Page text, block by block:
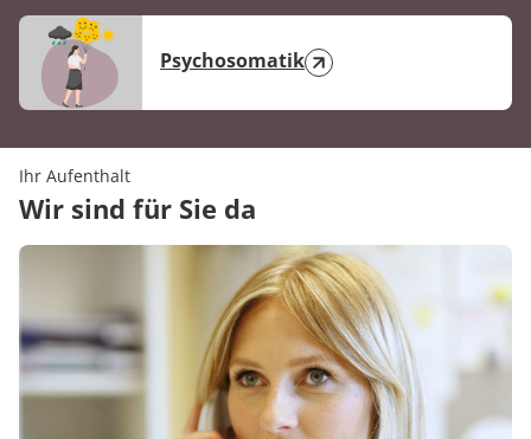
beantworten.
Die Ergebnisse beruhen auf 360 Befragungen
aus dem 1. Halbjahr 2026.
Psychosomatik
Ihr Aufenthalt
Wir sind für Sie da